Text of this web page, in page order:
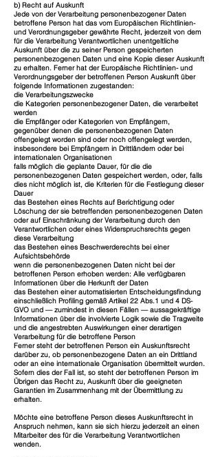
b) Recht auf Auskunft
Jede von der Verarbeitung personenbezogener Daten
betroffene Person hat das vom Europäischen Richtlinien-
und Verordnungsgeber gewährte Recht, jederzeit von dem
für die Verarbeitung Verantwortlichen unentgeltliche
Auskunft über die zu seiner Person gespeicherten
personenbezogenen Daten und eine Kopie dieser Auskunft
zu erhalten. Ferner hat der Europäische Richtlinien- und
Verordnungsgeber der betroffenen Person Auskunft über
folgende Informationen zugestanden:
die Verarbeitungszwecke
die Kategorien personenbezogener Daten, die verarbeitet
werden
die Empfänger oder Kategorien von Empfängern,
gegenüber denen die personenbezogenen Daten
offengelegt worden sind oder noch offengelegt werden,
insbesondere bei Empfängern in Drittländern oder bei
internationalen Organisationen
falls möglich die geplante Dauer, für die die
personenbezogenen Daten gespeichert werden, oder, falls
dies nicht möglich ist, die Kriterien für die Festlegung dieser
Dauer
das Bestehen eines Rechts auf Berichtigung oder
Löschung der sie betreffenden personenbezogenen Daten
oder auf Einschränkung der Verarbeitung durch den
Verantwortlichen oder eines Widerspruchsrechts gegen
diese Verarbeitung
das Bestehen eines Beschwerderechts bei einer
Aufsichtsbehörde
wenn die personenbezogenen Daten nicht bei der
betroffenen Person erhoben werden: Alle verfügbaren
Informationen über die Herkunft der Daten
das Bestehen einer automatisierten Entscheidungsfindung
einschließlich Profiling gemäß Artikel 22 Abs.1 und 4 DS-
GVO und — zumindest in diesen Fällen — aussagekräftige
Informationen über die involvierte Logik sowie die Tragweite
und die angestrebten Auswirkungen einer derartigen
Verarbeitung für die betroffene Person
Ferner steht der betroffenen Person ein Auskunftsrecht
darüber zu, ob personenbezogene Daten an ein Drittland
oder an eine internationale Organisation übermittelt wurden.
Sofern dies der Fall ist, so steht der betroffenen Person im
Übrigen das Recht zu, Auskunft über die geeigneten
Garantien im Zusammenhang mit der Übermittlung zu
erhalten.
Möchte eine betroffene Person dieses Auskunftsrecht in
Anspruch nehmen, kann sie sich hierzu jederzeit an einen
Mitarbeiter des für die Verarbeitung Verantwortlichen
wenden.